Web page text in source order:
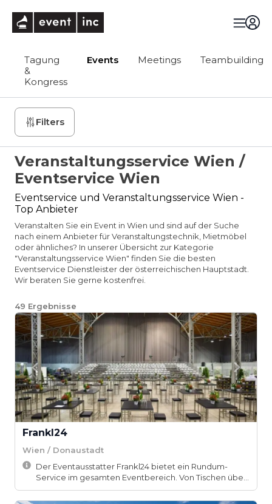
Tagung
&
Kongress
Events Meetings Teambuilding
Filters
Veranstaltungsservice Wien /
Eventservice Wien
Eventservice und Veranstaltungsservice Wien -
Top Anbieter
Veranstalten Sie ein Event in Wien und sind auf der Suche
nach einem Anbieter für Veranstaltungstechnik, Mietmöbel
oder ähnliches? In unserer Übersicht zur Kategorie
"Veranstaltungsservice Wien" finden Sie die besten
Eventservice Dienstleister der österreichischen Hauptstadt.
Wir beraten Sie gerne kostenfrei.
49 Ergebnisse
Frankl24
Wien / Donaustadt
Der Eventausstatter Frankl24 bietet ein Rundum-
Service im gesamten Eventbereich. Von Tischen übe...